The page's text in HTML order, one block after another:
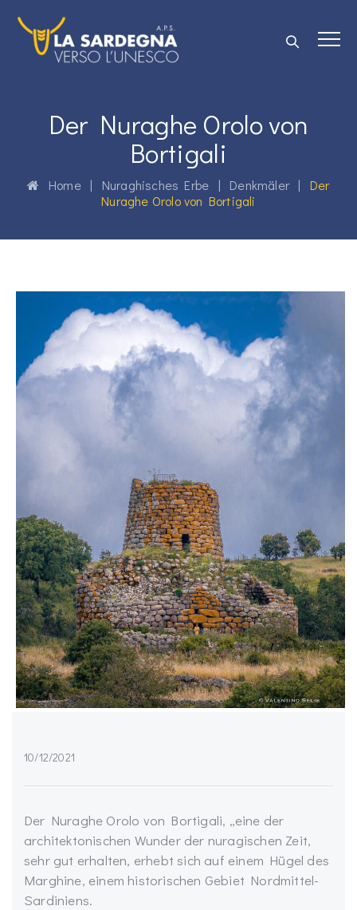
Der Nuraghe Orolo von
Bortigali
Home| Nuraghisches Erbe | Denkmäler| Der
Nuraghe Orolo von Bortigali
10/12/2021
Der Nuraghe Orolo von Bortigali, „eine der
architektonischen Wunder der nuragischen Zeit,
sehr gut erhalten, erhebt sich auf einem Hügel des
Marghine, einem historischen Gebiet Nordmittel-
Sardiniens.